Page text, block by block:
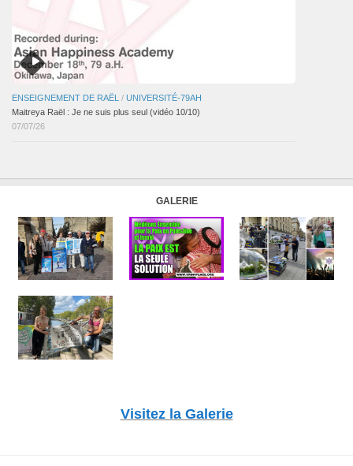
ENSEIGNEMENT DE RAËL / UNIVERSITÉ-79AH
Maitreya Raël : Je ne suis plus seul (vidéo 10/10)
07/07/26
GALERIE
Visitez la Galerie